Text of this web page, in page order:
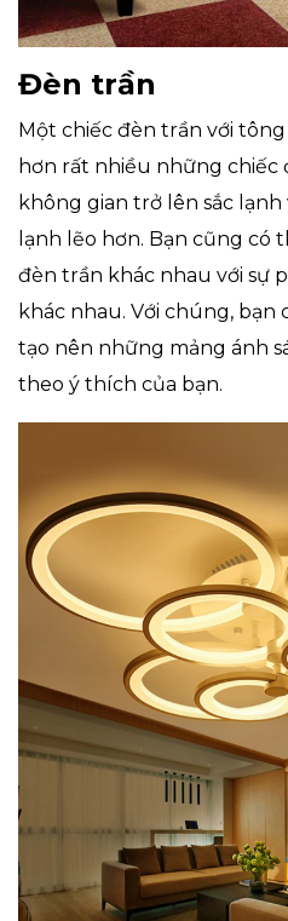
Đèn trần
Một chiếc đèn trần với
hơn rất nhiều những chiếc
không gian trở lên sắc
lạnh lẽo hơn. Bạn cũng có
đèn trần khác nhau với sự
khác nhau. Với chúng, bạn
tạo nên những mảng ánh
theo ý thích của bạn.